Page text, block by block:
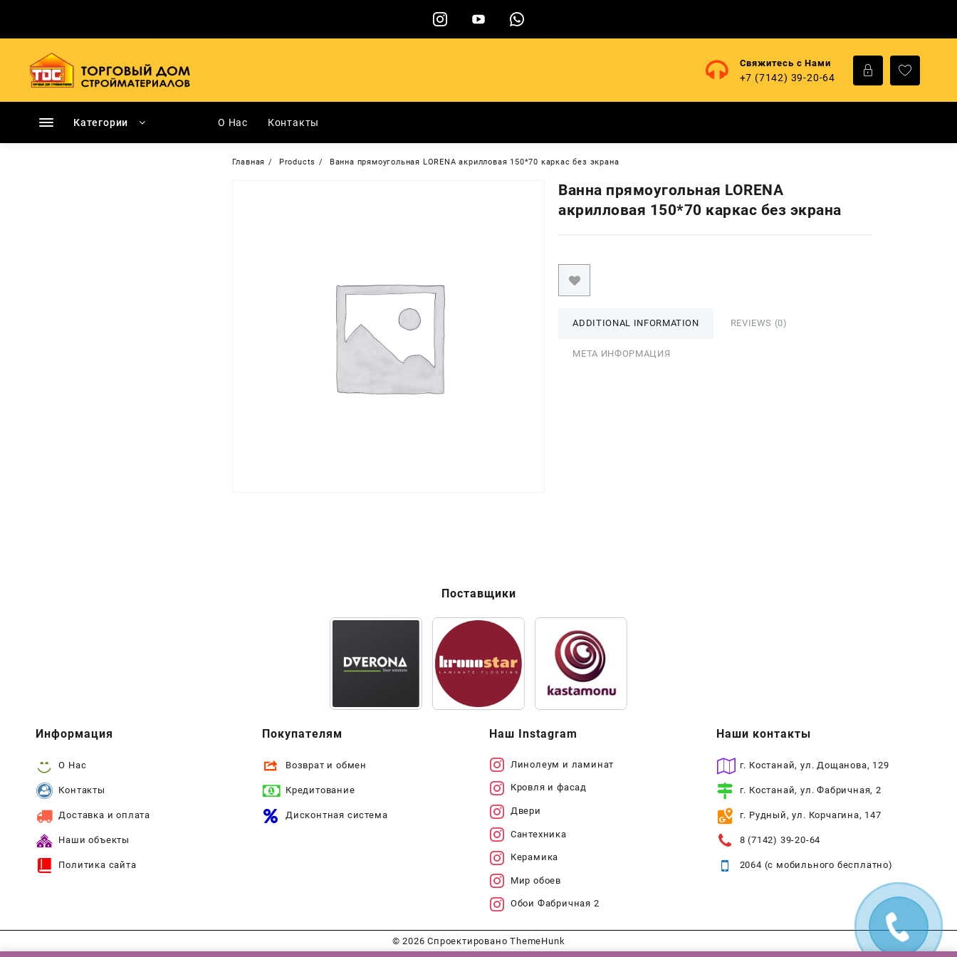
содержимому
Свяжитесь с Нами
+7 (7142) 39-20-64
Категории О Нас Контакты
Главная Products Ванна прямоугольная LORENA акрилловая 150*70 каркас без экрана
Ванна прямоугольная LORENA
акрилловая 150*70 каркас без экрана
ADDITIONAL INFORMATION REVIEWS (0)
МЕТА ИНФОРМАЦИЯ
Поставщики
Информация
О Нас
Контакты
Доставка и оплата
Наши объекты
Политика сайта
Покупателям
Возврат и обмен
Кредитование
Дисконтная система
Наш Instagram
Линолеум и ламинат
Кровля и фасад
Двери
Сантехника
Керамика
Мир обоев
Обои Фабричная 2
Наши контакты
г. Костанай, ул. Дощанова, 129
г. Костанай, ул. Фабричная, 2
г. Рудный, ул. Корчагина, 147
8 (7142) 39-20-64
2064 (с мобильного бесплатно)
© 2026Спроектировано ThemeHunk